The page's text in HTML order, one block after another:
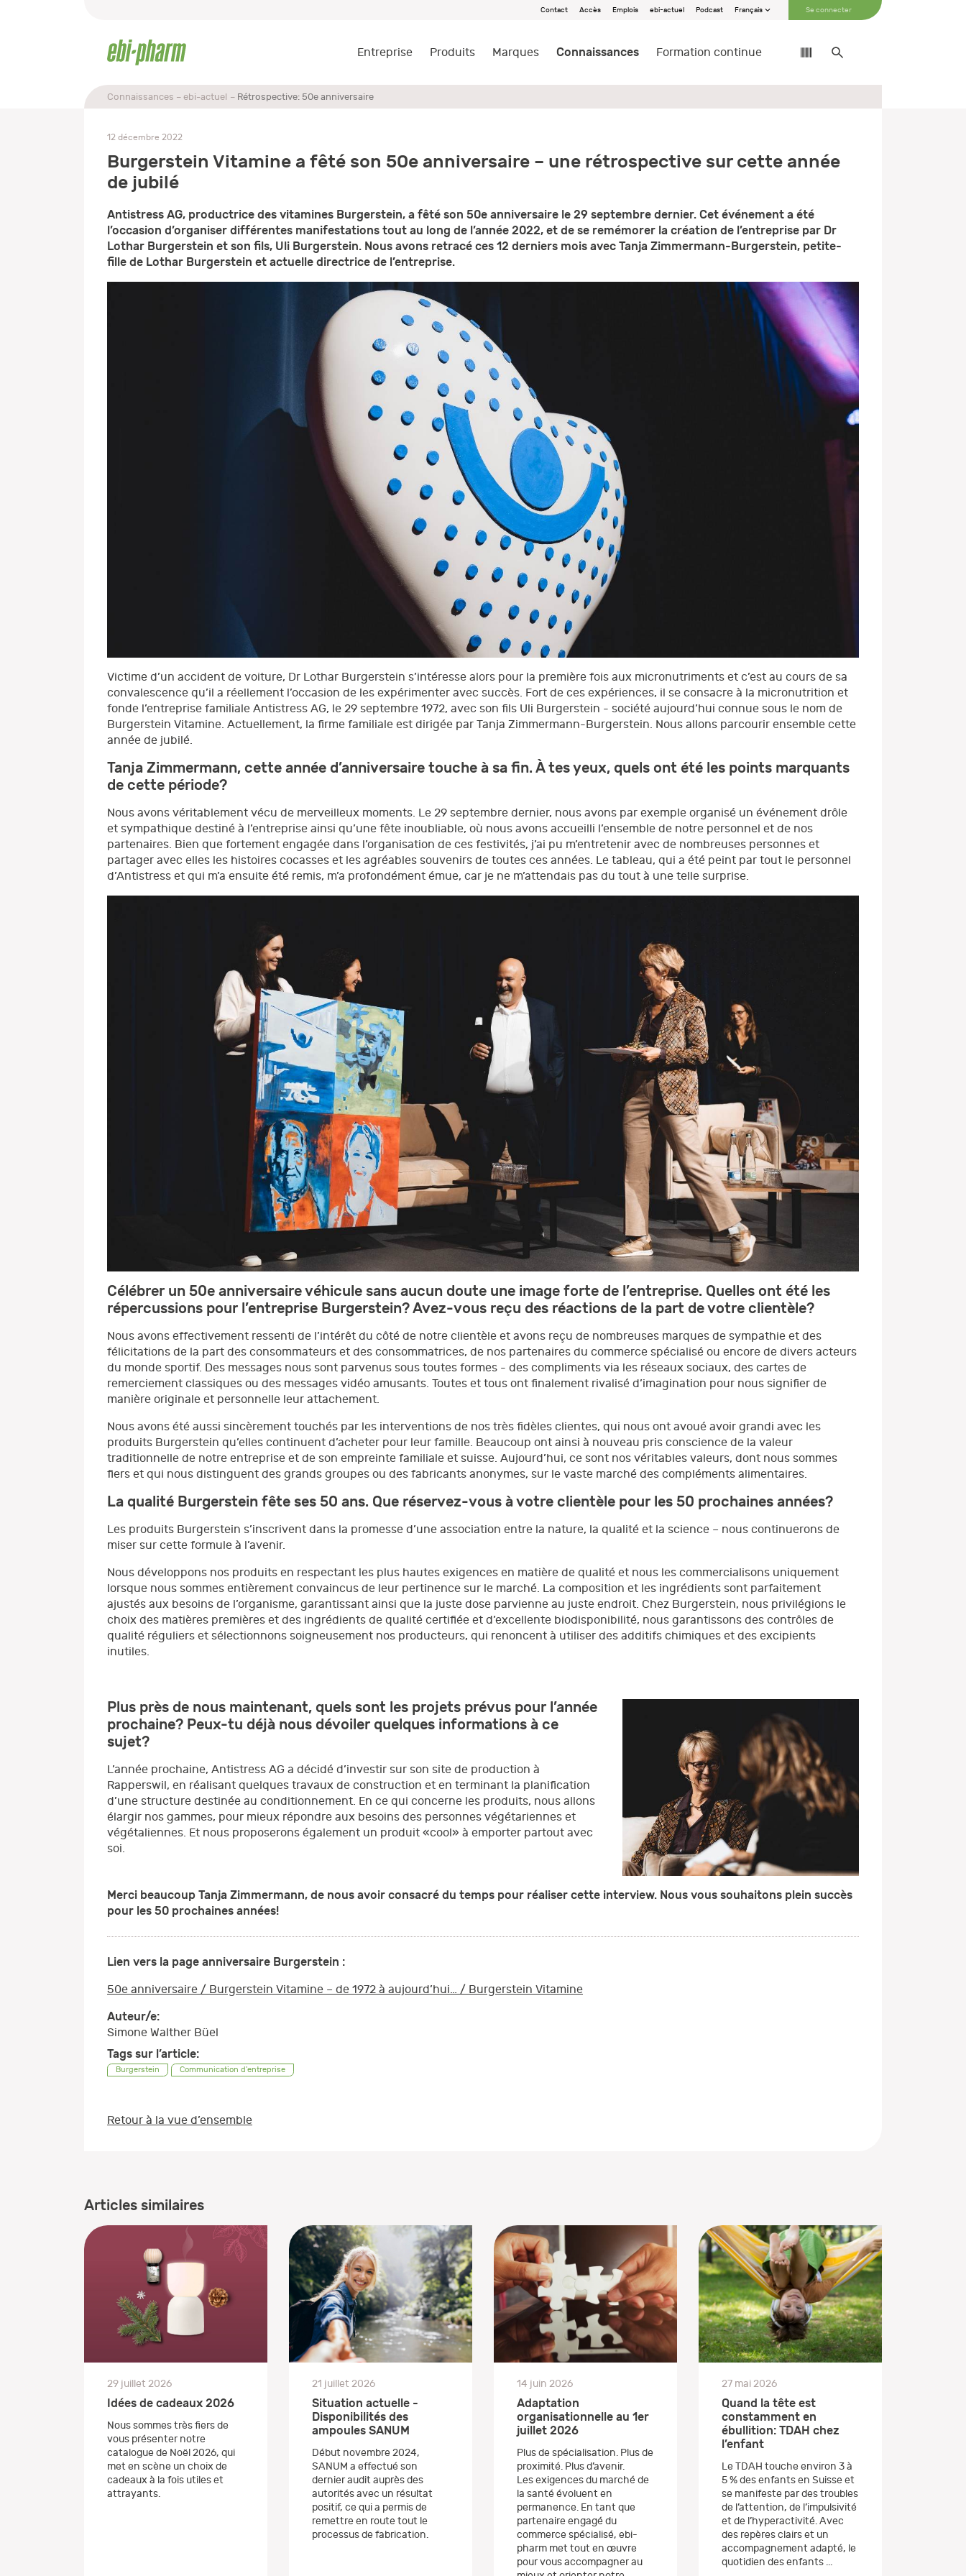
Contact Accès Emplois ebi-actuel Podcast Français Se connecter
Entreprise Produits Marques Connaissances Formation continue
Connaissances ebi-actuel Rétrospective: 50e anniversaire
12 décembre 2022
Burgerstein Vitamine a fêté son 50e anniversaire – une rétrospective sur cette année
de jubilé
Antistress AG, productrice des vitamines Burgerstein, a fêté son 50e anniversaire le 29 septembre dernier. Cet événement a été
l’occasion d’organiser différentes manifestations tout au long de l’année 2022, et de se remémorer la création de l’entreprise par Dr
Lothar Burgerstein et son fils, Uli Burgerstein. Nous avons retracé ces 12 derniers mois avec Tanja Zimmermann-Burgerstein, petite-
fille de Lothar Burgerstein et actuelle directrice de l’entreprise.
Victime d’un accident de voiture, Dr Lothar Burgerstein s’intéresse alors pour la première fois aux micronutriments et c’est au cours de sa
convalescence qu’il a réellement l’occasion de les expérimenter avec succès. Fort de ces expériences, il se consacre à la micronutrition et
fonde l’entreprise familiale Antistress AG, le 29 septembre 1972, avec son fils Uli Burgerstein - société aujourd’hui connue sous le nom de
Burgerstein Vitamine. Actuellement, la firme familiale est dirigée par Tanja Zimmermann-Burgerstein. Nous allons parcourir ensemble cette
année de jubilé.
Tanja Zimmermann, cette année d’anniversaire touche à sa fin. À tes yeux, quels ont été les points marquants
de cette période?
Nous avons véritablement vécu de merveilleux moments. Le 29 septembre dernier, nous avons par exemple organisé un événement drôle
et sympathique destiné à l’entreprise ainsi qu’une fête inoubliable, où nous avons accueilli l’ensemble de notre personnel et de nos
partenaires. Bien que fortement engagée dans l’organisation de ces festivités, j’ai pu m’entretenir avec de nombreuses personnes et
partager avec elles les histoires cocasses et les agréables souvenirs de toutes ces années. Le tableau, qui a été peint par tout le personnel
d’Antistress et qui m’a ensuite été remis, m’a profondément émue, car je ne m’attendais pas du tout à une telle surprise.
Célébrer un 50e anniversaire véhicule sans aucun doute une image forte de l’entreprise. Quelles ont été les
répercussions pour l’entreprise Burgerstein? Avez-vous reçu des réactions de la part de votre clientèle?
Nous avons effectivement ressenti de l’intérêt du côté de notre clientèle et avons reçu de nombreuses marques de sympathie et des
félicitations de la part des consommateurs et des consommatrices, de nos partenaires du commerce spécialisé ou encore de divers acteurs
du monde sportif. Des messages nous sont parvenus sous toutes formes - des compliments via les réseaux sociaux, des cartes de
remerciement classiques ou des messages vidéo amusants. Toutes et tous ont finalement rivalisé d’imagination pour nous signifier de
manière originale et personnelle leur attachement.
Nous avons été aussi sincèrement touchés par les interventions de nos très fidèles clientes, qui nous ont avoué avoir grandi avec les
produits Burgerstein qu’elles continuent d’acheter pour leur famille. Beaucoup ont ainsi à nouveau pris conscience de la valeur
traditionnelle de notre entreprise et de son empreinte familiale et suisse. Aujourd’hui, ce sont nos véritables valeurs, dont nous sommes
fiers et qui nous distinguent des grands groupes ou des fabricants anonymes, sur le vaste marché des compléments alimentaires.
La qualité Burgerstein fête ses 50 ans. Que réservez-vous à votre clientèle pour les 50 prochaines années?
Les produits Burgerstein s’inscrivent dans la promesse d’une association entre la nature, la qualité et la science – nous continuerons de
miser sur cette formule à l’avenir.
Nous développons nos produits en respectant les plus hautes exigences en matière de qualité et nous les commercialisons uniquement
lorsque nous sommes entièrement convaincus de leur pertinence sur le marché. La composition et les ingrédients sont parfaitement
ajustés aux besoins de l’organisme, garantissant ainsi que la juste dose parvienne au juste endroit. Chez Burgerstein, nous privilégions le
choix des matières premières et des ingrédients de qualité certifiée et d’excellente biodisponibilité, nous garantissons des contrôles de
qualité réguliers et sélectionnons soigneusement nos producteurs, qui renoncent à utiliser des additifs chimiques et des excipients
inutiles.
Plus près de nous maintenant, quels sont les projets prévus pour l’année
prochaine? Peux-tu déjà nous dévoiler quelques informations à ce
sujet?
L’année prochaine, Antistress AG a décidé d’investir sur son site de production à
Rapperswil, en réalisant quelques travaux de construction et en terminant la planification
d’une structure destinée au conditionnement. En ce qui concerne les produits, nous allons
élargir nos gammes, pour mieux répondre aux besoins des personnes végétariennes et
végétaliennes. Et nous proposerons également un produit «cool» à emporter partout avec
soi.
Merci beaucoup Tanja Zimmermann, de nous avoir consacré du temps pour réaliser cette interview. Nous vous souhaitons plein succès
pour les 50 prochaines années!
Lien vers la page anniversaire Burgerstein :
50e anniversaire / Burgerstein Vitamine – de 1972 à aujourd’hui… / Burgerstein Vitamine
Auteur/e:
Simone Walther Büel
Tags sur l’article:
Burgerstein Communication d'entreprise
Retour à la vue d’ensemble
Articles similaires
29 juillet 2026
Idées de cadeaux 2026
Nous sommes très fiers de
vous présenter notre
catalogue de Noël 2026, qui
met en scène un choix de
cadeaux à la fois utiles et
attrayants.
21 juillet 2026
Situation actuelle -
Disponibilités des
ampoules SANUM
Début novembre 2024,
SANUM a effectué son
dernier audit auprès des
autorités avec un résultat
positif, ce qui a permis de
remettre en route tout le
processus de fabrication.
14 juin 2026
Adaptation
organisationnelle au 1er
juillet 2026
Plus de spécialisation. Plus de
proximité. Plus d’avenir.
Les exigences du marché de
la santé évoluent en
permanence. En tant que
partenaire engagé du
commerce spécialisé, ebi-
pharm met tout en œuvre
pour vous accompagner au
27 mai 2026
Quand la tête est
constamment en
ébullition: TDAH chez
l’enfant
Le TDAH touche environ 3 à
5 % des enfants en Suisse et
se manifeste par des troubles
de l’attention, de l’impulsivité
et de l’hyperactivité. Avec
des repères clairs et un
accompagnement adapté, le
quotidien des enfants ...